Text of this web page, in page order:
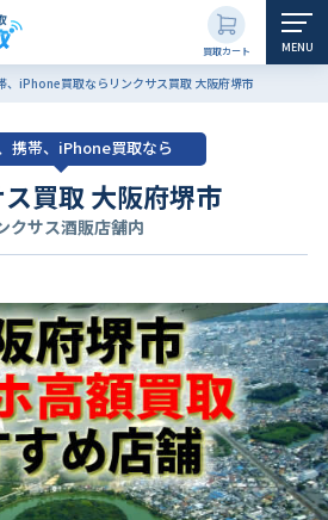
買取カート MENU
、iPhone買取ならリンクサス買取 大阪府堺市
携帯、iPhone買取なら
買取 大阪府堺市
クサス酒販店舗内